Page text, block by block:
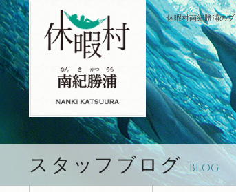
休暇村南紀勝浦の
スタッフブログ BLOG